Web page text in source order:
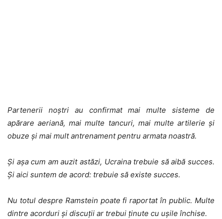
Partenerii noștri au confirmat mai multe sisteme de
apărare aeriană, mai multe tancuri, mai multe artilerie și
obuze și mai mult antrenament pentru armata noastră.
Și așa cum am auzit astăzi, Ucraina trebuie să aibă succes.
Și aici suntem de acord: trebuie să existe succes.
Nu totul despre Ramstein poate fi raportat în public. Multe
dintre acorduri și discuții ar trebui ținute cu ușile închise.